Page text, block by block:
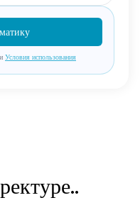
Условия использования